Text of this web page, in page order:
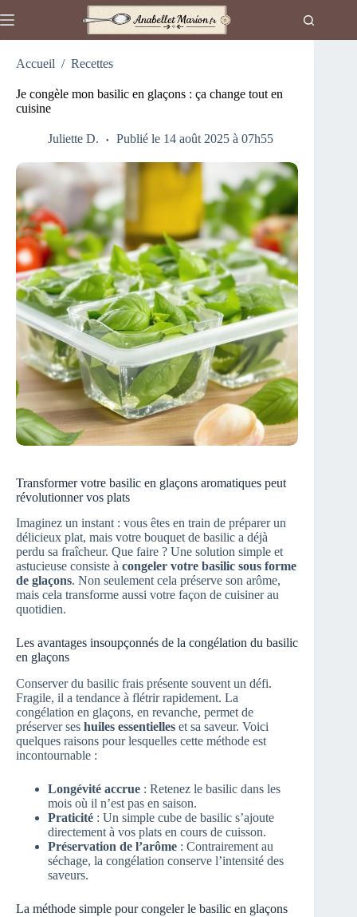
au
Accueil / Recettes
Je congèle mon basilic en glaçons : ça change tout en
cuisine
Juliette D. Publié le 14 août 2025 à 07h55
Transformer votre basilic en glaçons aromatiques peut
révolutionner vos plats
Imaginez un instant : vous êtes en train de préparer un
délicieux plat, mais votre bouquet de basilic a déjà
perdu sa fraîcheur. Que faire ? Une solution simple et
astucieuse consiste à congeler votre basilic sous forme
de glaçons. Non seulement cela préserve son arôme,
mais cela transforme aussi votre façon de cuisiner au
quotidien.
Les avantages insoupçonnés de la congélation du basilic
en glaçons
Conserver du basilic frais présente souvent un défi.
Fragile, il a tendance à flétrir rapidement. La
congélation en glaçons, en revanche, permet de
préserver ses huiles essentielles et sa saveur. Voici
quelques raisons pour lesquelles cette méthode est
incontournable :
Longévité accrue : Retenez le basilic dans les
mois où il n’est pas en saison.
Praticité : Un simple cube de basilic s’ajoute
directement à vos plats en cours de cuisson.
Préservation de l’arôme : Contrairement au
séchage, la congélation conserve l’intensité des
saveurs.
La méthode simple pour congeler le basilic en glaçons